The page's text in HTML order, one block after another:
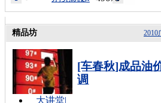
2010
精品坊
[车春秋]成品油
调
大讲堂|